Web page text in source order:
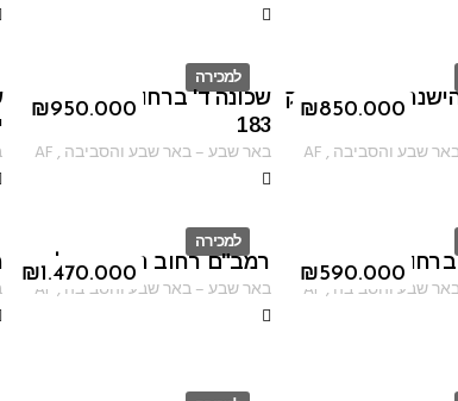
למכירה
ID
₪950.000
שכונה ד' ברחוב יצחק רגר
183
באר שבע–באר שבע והסביבה ,
AF
₪850.000
ברחוב יצחק
שבע והסביבה ,
AF
למכירה
ID
₪1.470.000
רמב"ם רחוב הנרי קנדל
באר שבע–באר שבע והסביבה ,
AF
₪590.000
סנהדרין
שבע והסביבה ,
AF